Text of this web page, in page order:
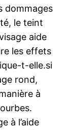
dommages
le teint
aide
les effets
t-elle.si
rond,
à
à l’aide